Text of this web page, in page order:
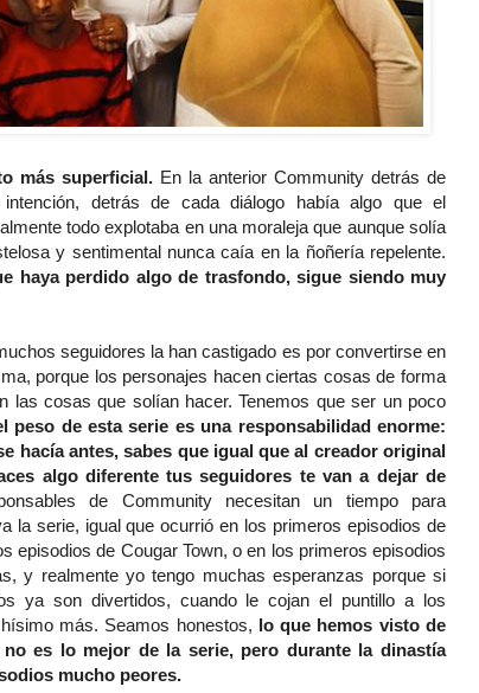
más superficial. En la anterior Community detrás de
detrás de cada diálogo había algo que el
todo explotaba en una moraleja que aunque solía
y sentimental nunca caía en la ñoñería repelente.
haya perdido algo de trasfondo, sigue siendo muy
seguidores la han castigado es por convertirse en
porque los personajes hacen ciertas cosas de forma
las cosas que solían hacer. Tenemos que ser un poco
peso de esta serie es una responsabilidad enorme:
hacía antes, sabes que igual que al creador original
algo diferente tus seguidores te van a dejar de
de Community necesitan un tiempo para
la serie, igual que ocurrió en los primeros episodios de
episodios de Cougar Town, o en los primeros episodios
y realmente yo tengo muchas esperanzas porque si
ya son divertidos, cuando le cojan el puntillo a los
más. Seamos honestos, lo que hemos visto de
no es lo mejor de la serie, pero durante la dinastía
mucho peores.